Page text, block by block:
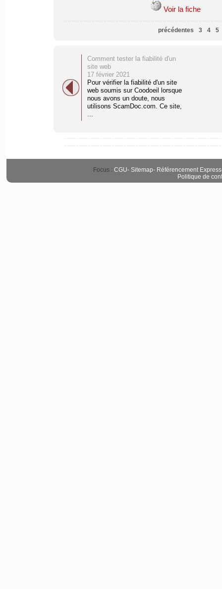
Voir la fiche
précédentes 3 4 5
Comment tester la fiabilité d'un
site web
17 février 2021
Pour vérifier la fiabilité d'un site
web soumis sur Coodoeil lorsque
nous avons un doute, nous
utilisons ScamDoc.com. Ce site,
...
Focus : CGU- Sitemap- Référencement Express
Politique de